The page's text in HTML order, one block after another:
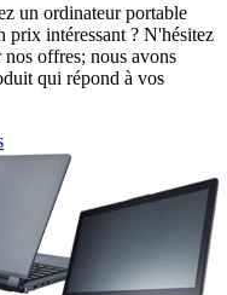
un ordinateur portable
prix intéressant ? N'hésitez
nos offres; nous avons
qui répond à vos